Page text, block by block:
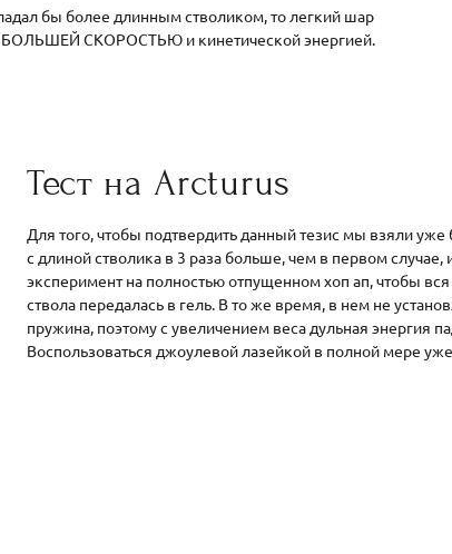
бы более длинным стволиком, то легкий шар
БОЛЬШЕЙ СКОРОСТЬЮ и кинетической энергией.
Тест на Arcturus
Для того, чтобы подтвердить данный тезис мы взяли
с длиной стволика в 3 раза больше, чем в первом случае,
эксперимент на полностью отпущенном хоп ап, чтобы вся
ствола передалась в гель. В то же время, в нем не
пружина, поэтому с увеличением веса дульная энергия
Воспользоваться джоулевой лазейкой в полной мере